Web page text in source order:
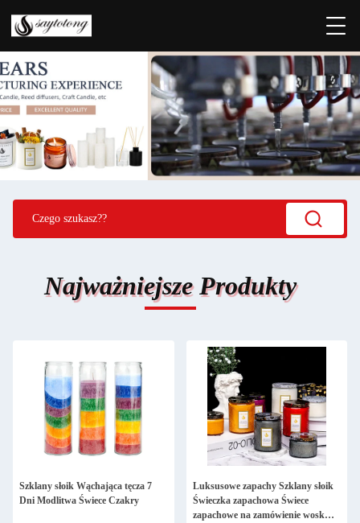
Najważniejsze Produkty
Szklany słoik Wąchająca tęcza 7
Dni Modlitwa Świece Czakry
Luksusowe zapachy Szklany słoik
Świeczka zapachowa Świece
zapachowe na zamówienie wosk